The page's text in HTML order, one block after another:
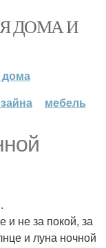
ДОМА И
дома
мебель
и не за покой, за
и луна ночной